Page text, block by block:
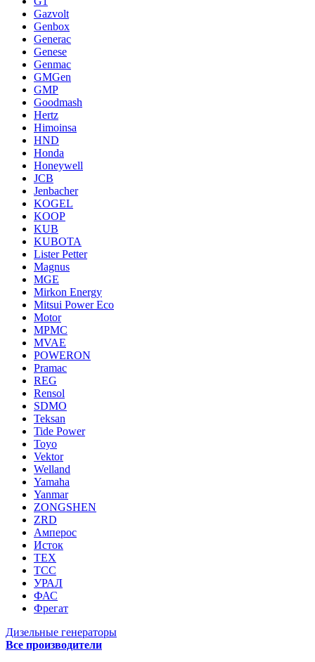
Gazvolt
Genbox
Generac
Genese
Genmac
GMGen
GMP
Goodmash
Hertz
Himoinsa
HND
Honda
Honeywell
JCB
Jenbacher
KOGEL
KOOP
KUB
KUBOTA
Lister Petter
Magnus
MGE
Mirkon Energy
Mitsui Power Eco
Motor
MPMC
MVAE
POWERON
Pramac
REG
Rensol
SDMO
Teksan
Tide Power
Toyo
Vektor
Welland
Yamaha
Yanmar
ZONGSHEN
ZRD
Амперос
Исток
ТЕХ
ТСС
УРАЛ
ФАС
Фрегат
Дизельные генераторы
Все производители